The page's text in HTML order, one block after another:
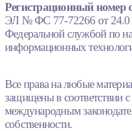
Регистрационный номер
ЭЛ № ФС 77-72266 от
Федеральной службой по
информационных
Все права на любые
защищены в соответствии
международным
собственности.